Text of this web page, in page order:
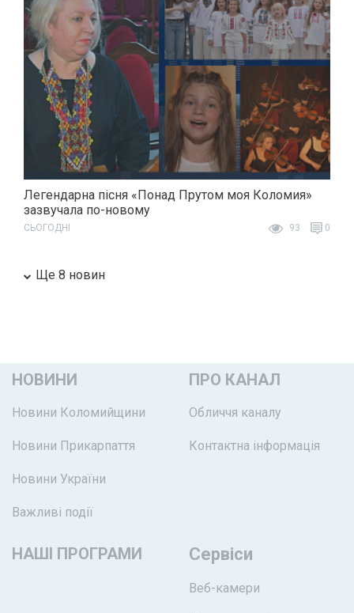
Легендарна пісня «Понад Прутом моя Коломия»
зазвучала по-новому
СЬОГОДНІ 93 0
Ще 8 новин
НОВИНИ
Новини Коломийщини
Новини Прикарпаття
Новини України
Важливі події
ПРО КАНАЛ
Обличчя каналу
Контактна інформація
НАШІ ПРОГРАМИ Сервіси
Веб-камери